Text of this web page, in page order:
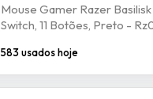
Mouse Gamer Razer
Switch, 11 Botões, Preto -
583 usados hoje